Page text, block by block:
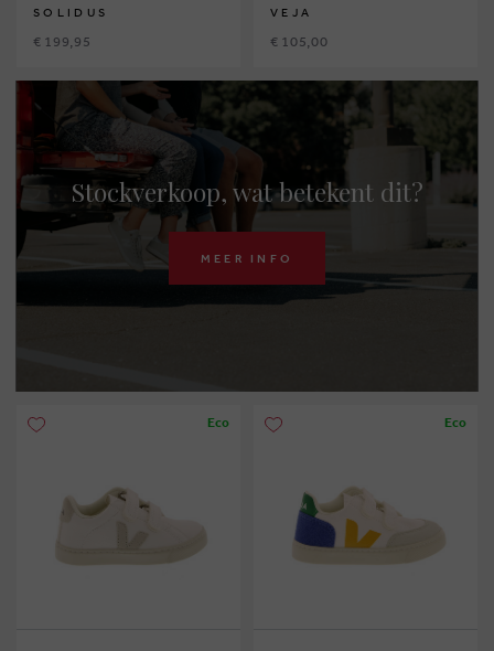
SOLIDUS
€ 199,95
VEJA
€ 105,00
Stockverkoop, wat betekent dit?
MEER INFO
Eco Eco